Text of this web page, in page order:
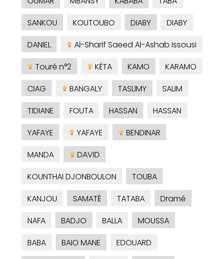
SANKOU
KOUTOUBO DIABY
DIABY
DANIEL
Al-Sharif Saeed Al-Ashab Issousi
Touré n°2
KÉTA KAMO
KARAMO
CIAG
BANGALY TASLIMY
SALIM
TIDIANE
FOUTA HASSAN
HASSAN
YAFAYE
YAFAYE
BENDINAR
MANDA
DAVID
KOUNTHAI DJONBOULON
TOUBA
KANJOU
SAMATÉ TATABA
Dramé
NAFA
BADJO BALLA
MOUSSA
BABA
BAIO MANE
EDOUARD